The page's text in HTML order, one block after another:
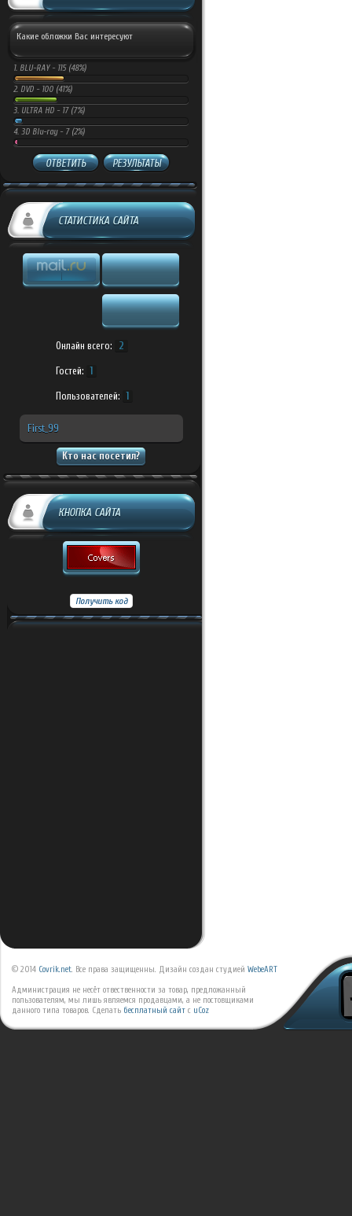
Какие обложки Вас интересуют
1. BLU-RAY - 115 (48%)
2. DVD - 100 (41%)
3. ULTRA HD - 17 (7%)
4. 3D Blu-ray - 7 (2%)
ОТВЕТИТЬ РЕЗУЛЬТАТЫ
СТАТИСТИКА САЙТА
Онлайн всего: 2
Гостей: 1
Пользователей: 1
First_99
Кто нас посетил?
КНОПКА САЙТА
© 2014 Covrik.net. Все права защищенны. Дизайн создан студией WebeART
Администрация не несёт отвественности за товар, предложанный
пользователям, мы лишь являемся продавцами, а не постовщиками
данного типа товаров. Сделать бесплатный сайт с uCoz